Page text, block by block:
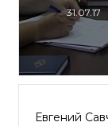
31.07.17
Евгений